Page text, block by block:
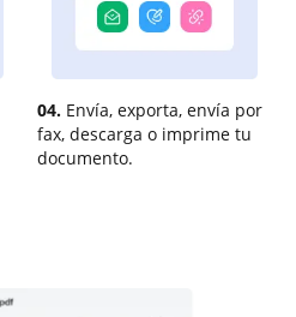
04. Envía, exporta, envía por
fax, descarga o imprime tu
documento.